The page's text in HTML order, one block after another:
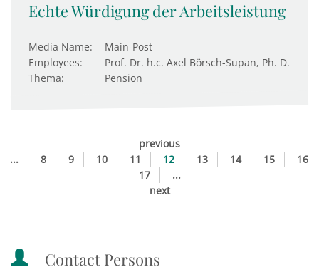
Echte Würdigung der Arbeitsleistung
Media Name:
Main-Post
Employees:
Prof. Dr. h.c. Axel Börsch-Supan, Ph. D.
Thema:
Pension
previous
...
8 9 10 11 12 13 14 15
16
17
...
next
Contact Persons